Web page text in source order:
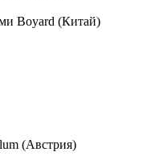
Boyard (Китай)
(Австрия)